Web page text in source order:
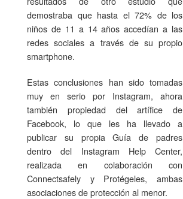
demostraba que hasta el 72% de los
niños de 11 a 14 años accedían a las
redes sociales a través de su propio
smartphone.
Estas conclusiones han sido tomadas
muy en serio por Instagram, ahora
también propiedad del artífice de
Facebook, lo que les ha llevado a
publicar su propia Guía de padres
dentro del Instagram Help Center,
realizada en colaboración con
Connectsafely y Protégeles, ambas
asociaciones de protección al menor.